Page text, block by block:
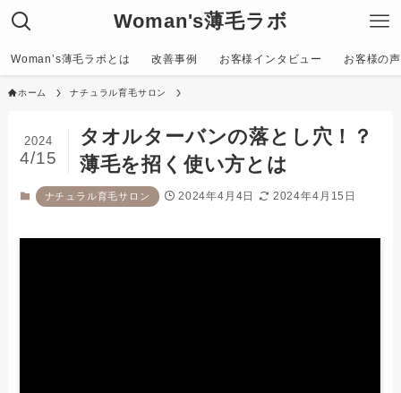
Woman's薄毛ラボ
Woman’s薄毛ラボとは 改善事例 お客様インタビュー お客様の
ホーム ナチュラル育毛サロン
タオルターバンの落とし穴！？
薄毛を招く使い方とは
2024
4/15
ナチュラル育毛サロン 2024年4月4日 2024年4月15日